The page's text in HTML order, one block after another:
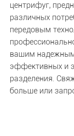
центрифуг,
различных
передовым
вашим
эффективных и
разделения.
больше или